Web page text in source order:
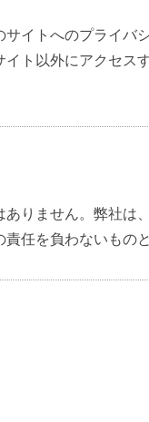
イトへのプライバ
ト以外にアクセス
りません。弊社は
任を負わないものと